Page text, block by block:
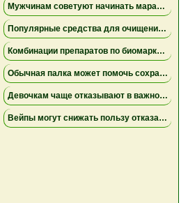
Мужчинам советуют начинать марафон медленнее
Популярные средства для очищения слизи не помогли пациентам на ИВЛ и могут повышать риск осложнений
Комбинации препаратов по биомаркерам помогли уменьшить устойчивую к лечению меланому
Обычная палка может помочь сохранить равновесие
Девочкам чаще отказывают в важной защите после рождения
Вейпы могут снижать пользу отказа от сигарет